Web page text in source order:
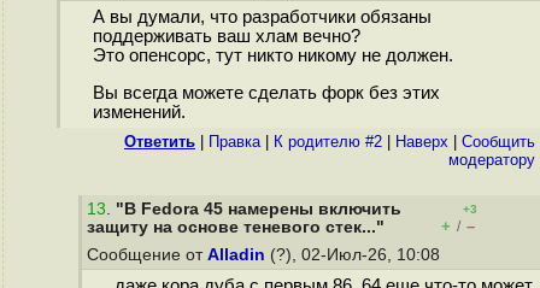
А вы думали, что разработчики обязаны
поддерживать ваш хлам вечно?
Это опенсорс, тут никто никому не должен.
Вы всегда можете сделать форк без этих
изменений.
Ответить Правка| К родителю #2 Наверх
Cообщить
модератору
13. "В Fedora 45 намерены включить
защиту на основе теневого стек..."
+3
+ / –
Сообщение от Alladin (?), 02-Июл-26, 10:08